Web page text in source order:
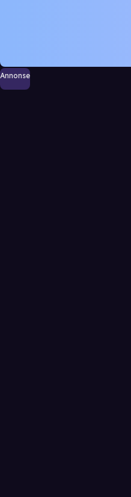
Annonse